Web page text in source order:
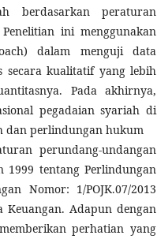
berdasarkan peraturan
ini menggunakan
dalam menguji data
secara kualitatif yang lebih
Pada akhirnya,
pegadaian syariah di
dan perlindungan hukum
perundang-undangan
1999 tentang Perlindungan
Nomor: 1/POJK.07/2013
Keuangan. Adapun dengan
perhatian yang